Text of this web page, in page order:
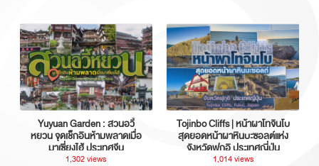
Yuyuan Garden : สวนอวี้
หยวน จุดเช็กอินห้ามพลาดเมื่อ
มาเซี่ยงไฮ้ ประเทศจีน
1,302 views
Tojinbo Cliffs | หน้าผาโทจินโบ
สุดยอดหน้าผาหินบะซอลต์แห่ง
จังหวัดฟุกุอิ ประเทศญี่ปุ่น
1,014 views